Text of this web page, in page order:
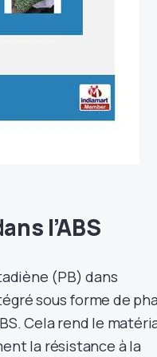
l’ABS
(PB) dans
sous forme de
Cela rend le
la résistance à la